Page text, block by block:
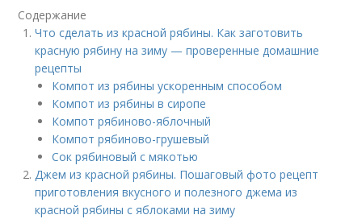
Содержание
Что сделать из красной рябины. Как заготовить
красную рябину на зиму — проверенные домашние
рецепты
Компот из рябины ускоренным способом
Компот из рябины в сиропе
Компот рябиново-яблочный
Компот рябиново-грушевый
Сок рябиновый с мякотью
Джем из красной рябины. Пошаговый фото рецепт
приготовления вкусного и полезного джема из
красной рябины с яблоками на зиму